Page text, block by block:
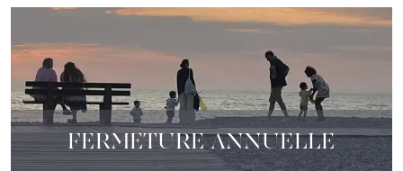
FERMETURE ANNUELLE